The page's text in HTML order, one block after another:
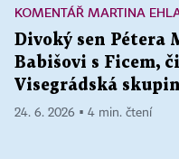
KOMENTÁŘ MARTINA
Divoký sen Pétera
Babišovi s Ficem,
Visegrádská
24. 6. 2026 ▪ 4 min. čtení